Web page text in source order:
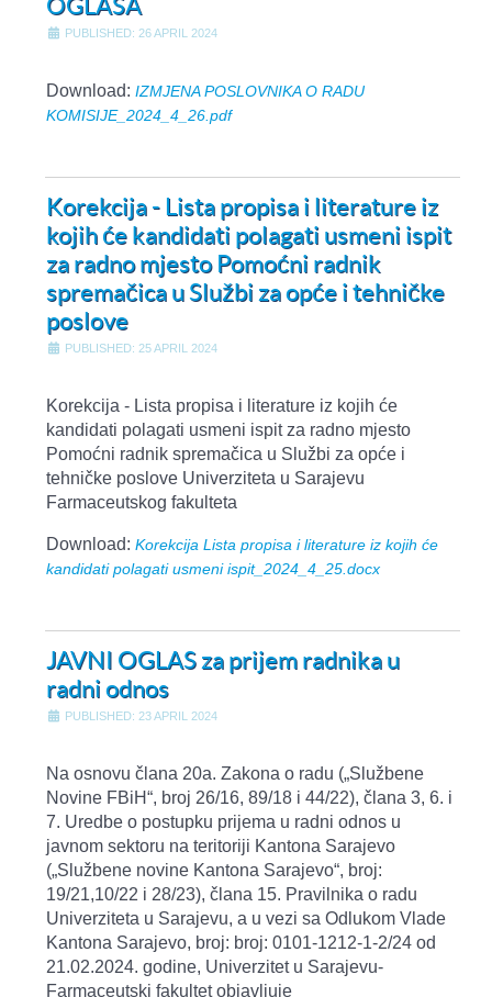
PUBLISHED: 26 APRIL 2024
Download:IZMJENA POSLOVNIKA O RADU
KOMISIJE_2024_4_26.pdf
Korekcija - Lista propisa i literature iz
kojih će kandidati polagati usmeni ispit
za radno mjesto Pomoćni radnik
spremačica u Službi za opće i tehničke
poslove
PUBLISHED: 25 APRIL 2024
Korekcija - Lista propisa i literature iz kojih će
kandidati polagati usmeni ispit za radno mjesto
Pomoćni radnik spremačica u Službi za opće i
tehničke poslove Univerziteta u Sarajevu
Farmaceutskog fakulteta
Download:Korekcija Lista propisa i literature iz kojih će
kandidati polagati usmeni ispit_2024_4_25.docx
JAVNI OGLAS za prijem radnika u
radni odnos
PUBLISHED: 23 APRIL 2024
Na osnovu člana 20a. Zakona o radu („Službene
Novine FBiH“, broj 26/16, 89/18 i 44/22), člana 3, 6. i
7. Uredbe o postupku prijema u radni odnos u
javnom sektoru na teritoriji Kantona Sarajevo
(„Službene novine Kantona Sarajevo“, broj:
19/21,10/22 i 28/23), člana 15. Pravilnika o radu
Univerziteta u Sarajevu, a u vezi sa Odlukom Vlade
Kantona Sarajevo, broj: broj: 0101-1212-1-2/24 od
21.02.2024. godine, Univerzitet u Sarajevu-
Farmaceutski fakultet objavljuje